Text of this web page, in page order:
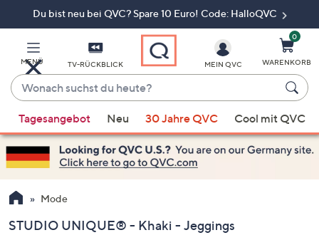
Du bist neu bei QVC? Spare 10 Euro! Code: HalloQVC
MENÜ TV-RÜCKBLICK
Wonach
suchst
du
heute?
Vorschläge
verfügbar
sind,
verwenden
Sie
Pfeiltasten
MEIN QVC
0
WARENKORB
Tagesangebot Neu 30 Jahre QVC Cool mit QVC
Mode
STUDIO UNIQUE® - Khaki - Jeggings